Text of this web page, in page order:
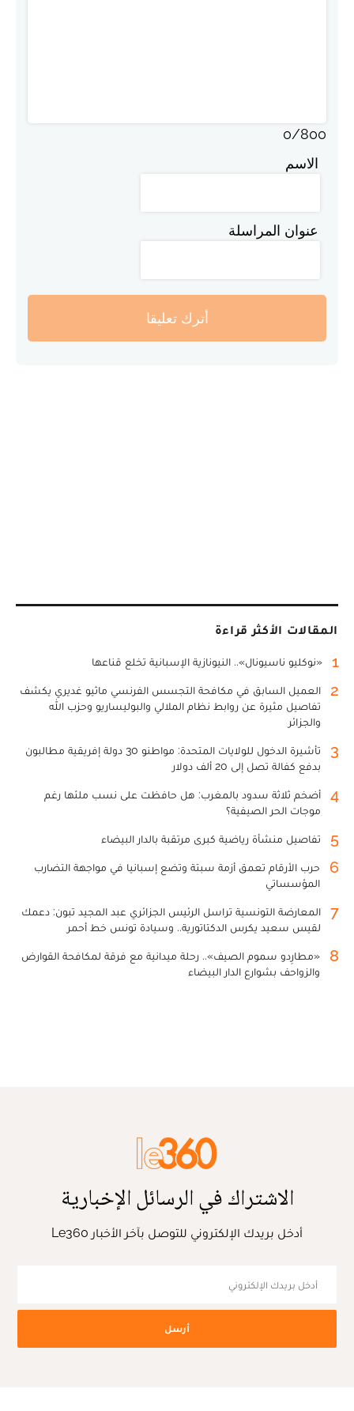
0/800
الاسم
عنوان المراسلة
أترك تعليقا
المقالات الأكثر قراءة
1 «نوكليو ناسيونال».. النيونازية الإسبانية تخلع قناعها
2
العميل السابق في مكافحة التجسس الفرنسي ماثيو غديري يكشف
تفاصيل مثيرة عن روابط نظام الملالي والبوليساريو وحزب الله
والجزائر
3
تأشيرة الدخول للولايات المتحدة: مواطنو 30 دولة إفريقية مطالبون
بدفع كفالة تصل إلى 20 ألف دولار
4
أضخم ثلاثة سدود بالمغرب: هل حافظت على نسب ملئها رغم
موجات الحر الصيفية؟
5 تفاصيل منشأة رياضية كبرى مرتقبة بالدار البيضاء
6
حرب الأرقام تعمق أزمة سبتة وتضع إسبانيا في مواجهة التضارب
المؤسساتي
7
المعارضة التونسية تراسل الرئيس الجزائري عبد المجيد تبون: دعمك
لقيس سعيد يكرس الدكتاتورية.. وسيادة تونس خط أحمر
8
«مطارِدو سموم الصيف».. رحلة ميدانية مع فرقة لمكافحة القوارض
والزواحف بشوارع الدار البيضاء
الاشتراك في الرسائل الإخبارية
أدخل بريدك الإلكتروني للتوصل بآخر الأخبار Le360
أرسل